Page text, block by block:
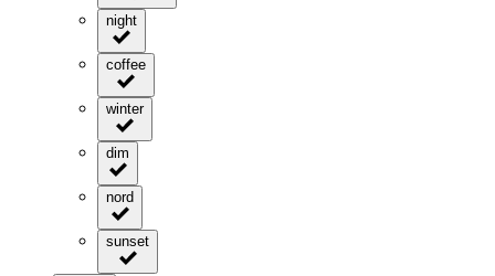
night
coffee
winter
dim
nord
sunset